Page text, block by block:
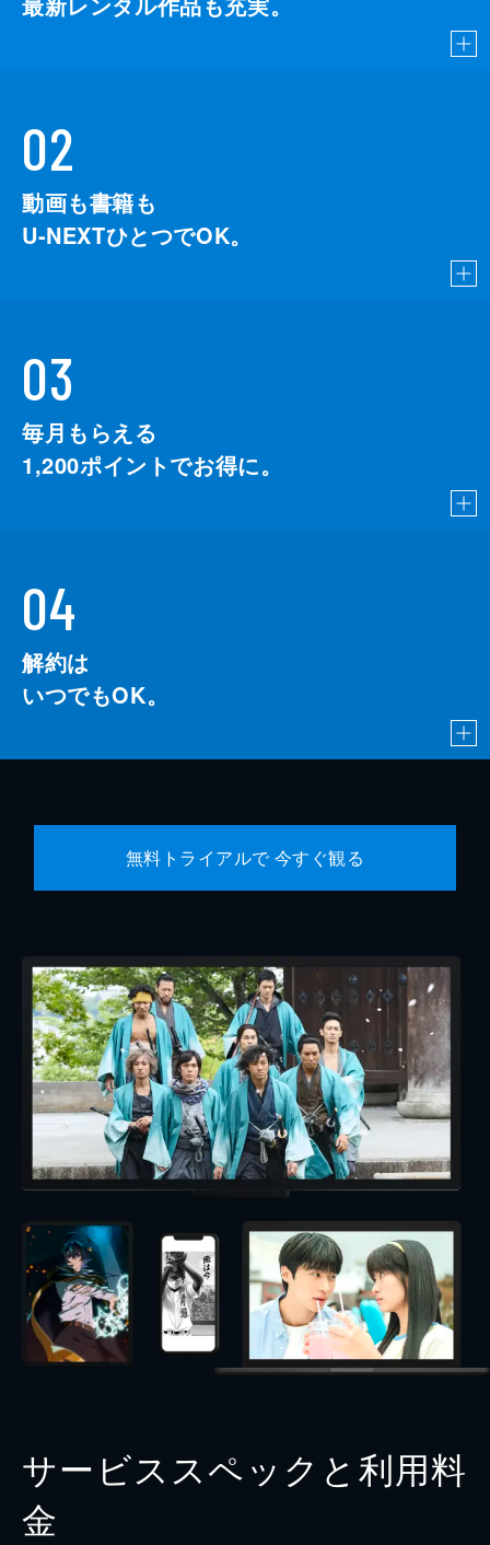
02
動画も書籍も
U-NEXTひとつでOK。
03
毎月もらえる
1,200ポイントでお得に。
04
解約は
いつでもOK。
無料トライアルで 今すぐ観る
サービススペックと利用料
金